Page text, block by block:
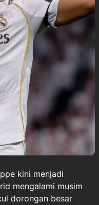
kini menjadi
mengalami musim
dorongan besar